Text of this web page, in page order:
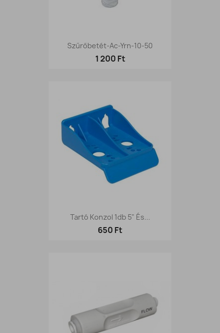
Szűrőbetét-Ac-Yrn-10-50
1 200 Ft
Tartó Konzol 1db 5" És...
650 Ft